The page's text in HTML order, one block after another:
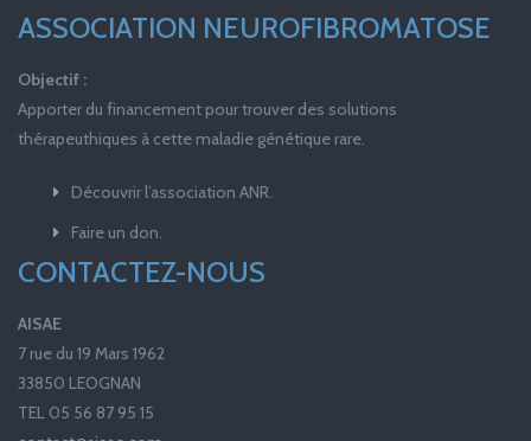
ASSOCIATION NEUROFIBROMATOSE
Objectif :
Apporter du financement pour trouver des solutions
thérapeuthiques à cette maladie génétique rare.
Découvrir l’association ANR.
Faire un don.
CONTACTEZ-NOUS
AISAE
7 rue du 19 Mars 1962
33850 LEOGNAN
TEL 05 56 87 95 15